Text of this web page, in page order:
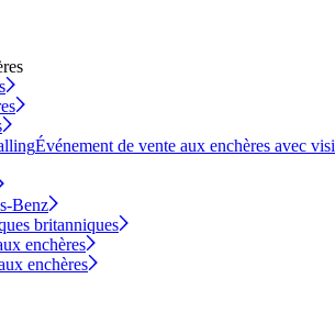
Événement de vente aux enchères avec
Benz
britanniques
enchères
enchères